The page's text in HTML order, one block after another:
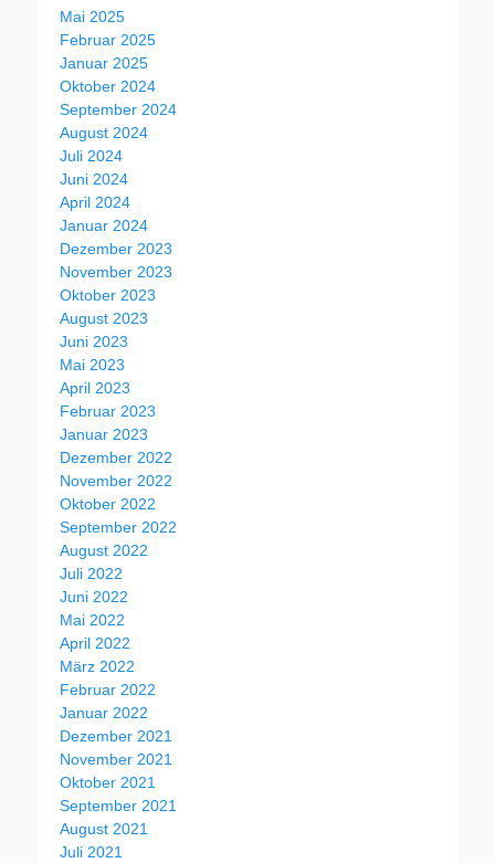
Mai 2025
Februar 2025
Januar 2025
Oktober 2024
September 2024
August 2024
Juli 2024
Juni 2024
April 2024
Januar 2024
Dezember 2023
November 2023
Oktober 2023
August 2023
Juni 2023
Mai 2023
April 2023
Februar 2023
Januar 2023
Dezember 2022
November 2022
Oktober 2022
September 2022
August 2022
Juli 2022
Juni 2022
Mai 2022
April 2022
März 2022
Februar 2022
Januar 2022
Dezember 2021
November 2021
Oktober 2021
September 2021
August 2021
Juli 2021